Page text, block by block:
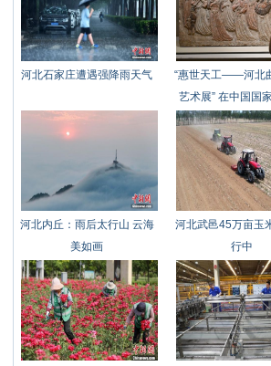
河北石家庄遭遇强降雨天气
“惠世天工——河北
艺术展” 在中国国
开幕
河北内丘：雨后太行山 云海
美如画
河北武邑45万亩玉
行中